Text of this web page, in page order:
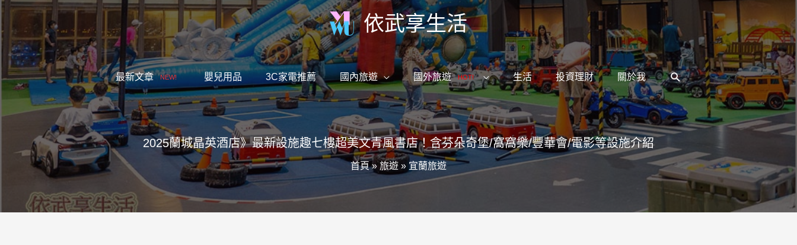
跳
主
內
依武享生活
最新文章 NEW! 嬰兒用品 3C家電推薦 國內旅遊 國外旅遊 HOT! 生活 投資理財 關於我
搜
尋
2025蘭城晶英酒店》最新設施趣七樓超美文青風書店！含芬朵奇堡/窩窩樂/豐華會/電影等設施介紹
首頁» 旅遊 » 宜蘭旅遊